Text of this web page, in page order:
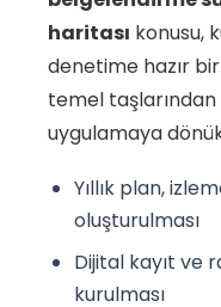
haritası konusu,
denetime hazır
temel
uygulamaya
Yıllık plan,
oluşturulması
Dijital kayıt ve
kurulması